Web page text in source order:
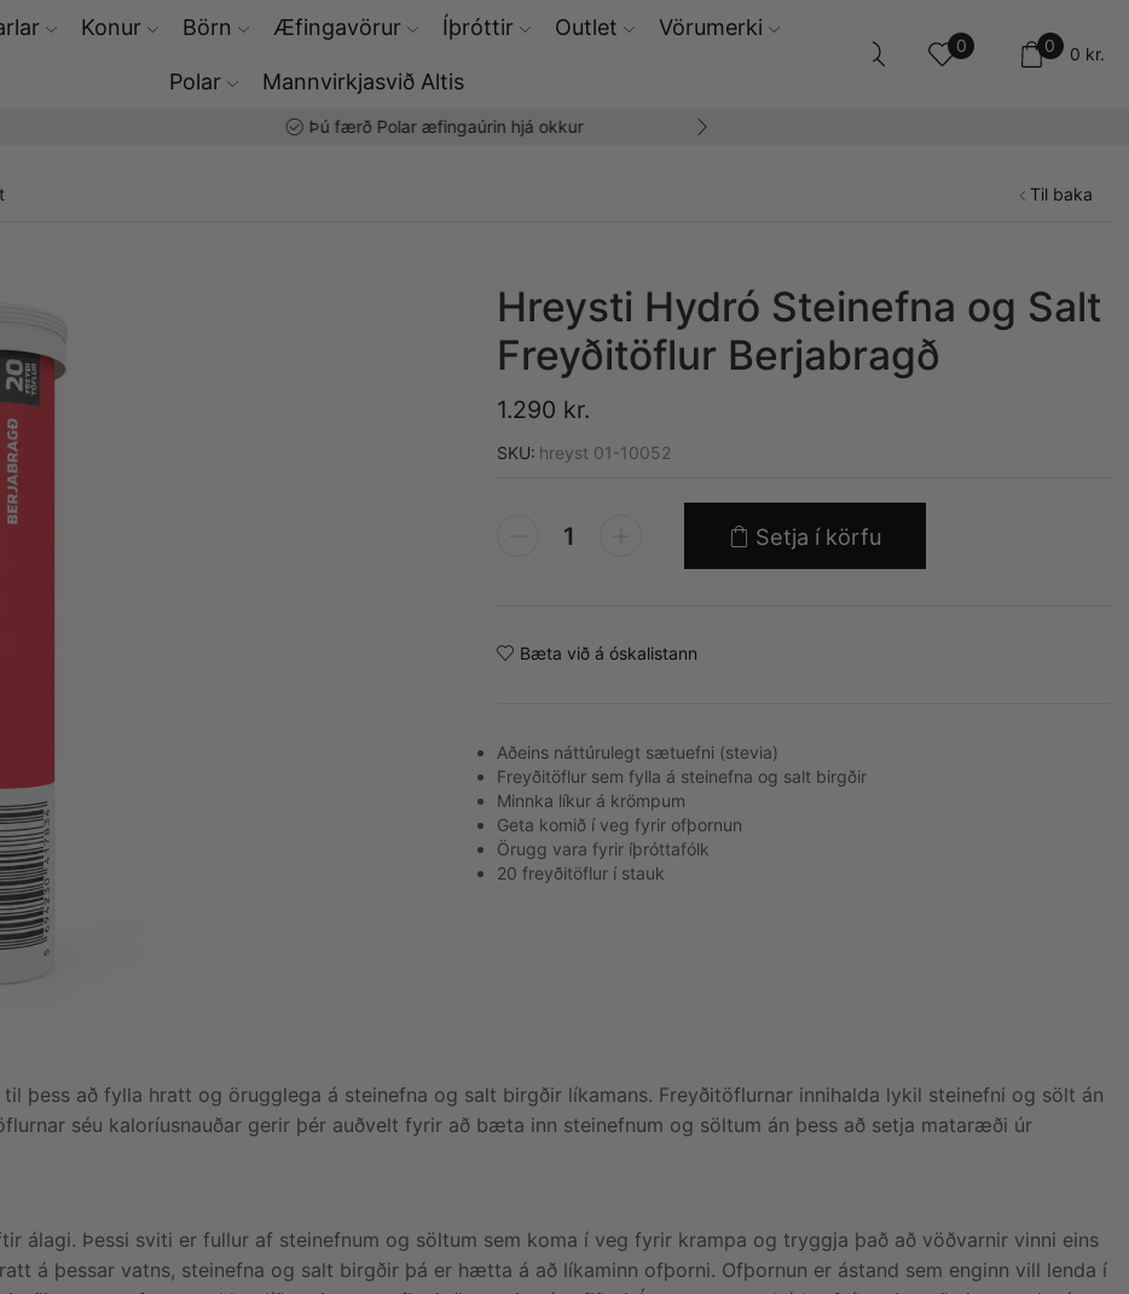
Konur Börn Æfingavörur Íþróttir Outlet Vörumerki
Polar Mannvirkjasvið Altis
0 0 0 kr.
Þú færð Polar æfingaúrin hjá okkur
Til baka
Hreysti Hydró Steinefna og Salt
Freyðitöflur Berjabragð
1.290 kr.
SKU: hreyst 01-10052
Setja í körfu
Alternative:
Bæta við á óskalistann
Aðeins náttúrulegt sætuefni (stevia)
Freyðitöflur sem fylla á steinefna og salt birgðir
Minnka líkur á krömpum
Geta komið í veg fyrir ofþornun
Örugg vara fyrir íþróttafólk
20 freyðitöflur í stauk
þess að fylla hratt og örugglega á steinefna og salt birgðir líkamans. Freyðitöflurnar innihalda lykil steinefni og sölt án
séu kaloríusnauðar gerir þér auðvelt fyrir að bæta inn steinefnum og söltum án þess að setja mataræði úr
álagi. Þessi sviti er fullur af steinefnum og söltum sem koma í veg fyrir krampa og tryggja það að vöðvarnir vinni eins
á þessar vatns, steinefna og salt birgðir þá er hætta á að líkaminn ofþorni. Ofþornun er ástand sem enginn vill lenda í